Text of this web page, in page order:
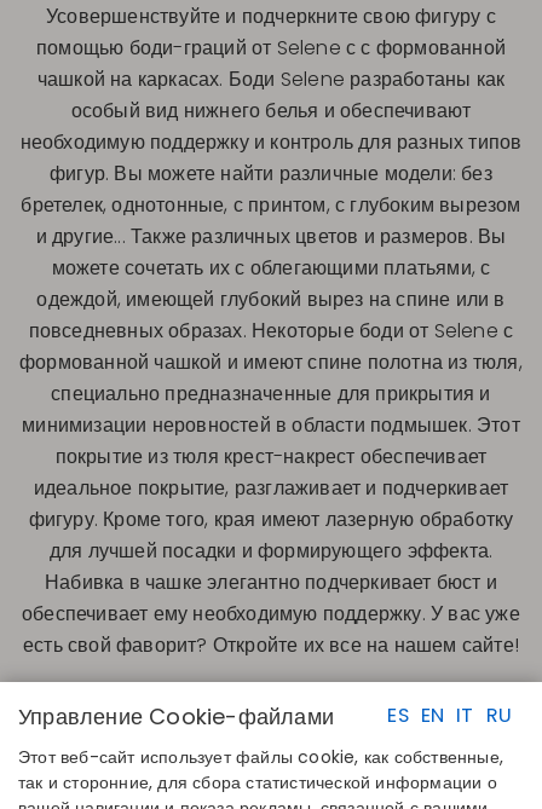
Усовершенствуйте и подчеркните свою фигуру с
помощью боди-граций от Selene с с формованной
чашкой на каркасах. Боди Selene разработаны как
особый вид нижнего белья и обеспечивают
необходимую поддержку и контроль для разных типов
фигур. Вы можете найти различные модели: без
бретелек, однотонные, с принтом, с глубоким вырезом
и другие... Также различных цветов и размеров. Вы
можете сочетать их с облегающими платьями, с
одеждой, имеющей глубокий вырез на спине или в
повседневных образах. Некоторые боди от Selene с
формованной чашкой и имеют спине полотна из тюля,
специально предназначенные для прикрытия и
минимизации неровностей в области подмышек. Этот
покрытие из тюля крест-накрест обеспечивает
идеальное покрытие, разглаживает и подчеркивает
фигуру. Кроме того, края имеют лазерную обработку
для лучшей посадки и формирующего эффекта.
Набивка в чашке элегантно подчеркивает бюст и
обеспечивает ему необходимую поддержку. У вас уже
есть свой фаворит? Откройте их все на нашем сайте!
ES EN IT RU
Управление Cookie-файлами
Этот веб-сайт использует файлы cookie, как собственные,
так и сторонние, для сбора статистической информации о